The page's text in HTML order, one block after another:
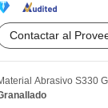
Contactar al
Abrasivo S330